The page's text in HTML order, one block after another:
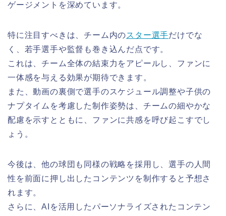
ゲージメントを深めています。
特に注目すべきは、チーム内のスター選手だけでな
く、若手選手や監督も巻き込んだ点です。
これは、チーム全体の結束力をアピールし、ファンに
一体感を与える効果が期待できます。
また、動画の裏側で選手のスケジュール調整や子供の
ナプタイムを考慮した制作姿勢は、チームの細やかな
配慮を示すとともに、ファンに共感を呼び起こすでし
ょう。
今後は、他の球団も同様の戦略を採用し、選手の人間
性を前面に押し出したコンテンツを制作すると予想さ
れます。
さらに、AIを活用したパーソナライズされたコンテン